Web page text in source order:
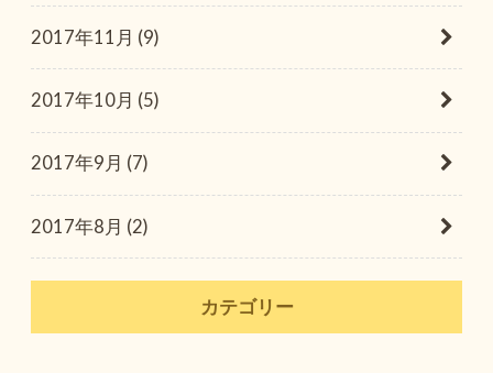
2017年11月 (9)
2017年10月 (5)
2017年9月 (7)
2017年8月 (2)
カテゴリー